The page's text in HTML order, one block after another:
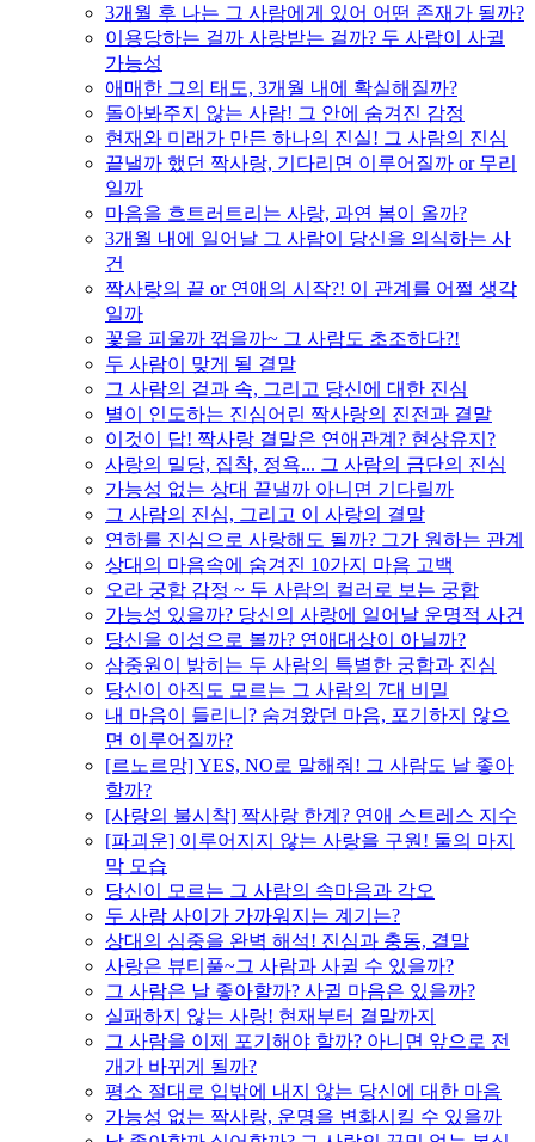
3개월 후 나는 그 사람에게 있어 어떤 존재가 될까?
이용당하는 걸까 사랑받는 걸까? 두 사람이 사귈
가능성
애매한 그의 태도, 3개월 내에 확실해질까?
돌아봐주지 않는 사람! 그 안에 숨겨진 감정
현재와 미래가 만든 하나의 진실! 그 사람의 진심
끝낼까 했던 짝사랑, 기다리면 이루어질까 or 무리
일까
마음을 흐트러트리는 사랑, 과연 봄이 올까?
3개월 내에 일어날 그 사람이 당신을 의식하는 사
건
짝사랑의 끝 or 연애의 시작?! 이 관계를 어쩔 생각
일까
꽃을 피울까 꺾을까~ 그 사람도 초조하다?!
두 사람이 맞게 될 결말
그 사람의 겉과 속, 그리고 당신에 대한 진심
별이 인도하는 진심어린 짝사랑의 진전과 결말
이것이 답! 짝사랑 결말은 연애관계? 현상유지?
사랑의 밀당, 집착, 정욕... 그 사람의 금단의 진심
가능성 없는 상대 끝낼까 아니면 기다릴까
그 사람의 진심, 그리고 이 사랑의 결말
연하를 진심으로 사랑해도 될까? 그가 원하는 관계
상대의 마음속에 숨겨진 10가지 마음 고백
오라 궁합 감정 ~ 두 사람의 컬러로 보는 궁합
가능성 있을까? 당신의 사랑에 일어날 운명적 사건
당신을 이성으로 볼까? 연애대상이 아닐까?
삼중원이 밝히는 두 사람의 특별한 궁합과 진심
당신이 아직도 모르는 그 사람의 7대 비밀
내 마음이 들리니? 숨겨왔던 마음, 포기하지 않으
면 이루어질까?
[르노르망] YES, NO로 말해줘! 그 사람도 날 좋아
할까?
[사랑의 불시착] 짝사랑 한계? 연애 스트레스 지수
[파괴운] 이루어지지 않는 사랑을 구원! 둘의 마지
막 모습
당신이 모르는 그 사람의 속마음과 각오
두 사람 사이가 가까워지는 계기는?
상대의 심중을 완벽 해석! 진심과 충동, 결말
사랑은 뷰티풀~그 사람과 사귈 수 있을까?
그 사람은 날 좋아할까? 사귈 마음은 있을까?
실패하지 않는 사랑! 현재부터 결말까지
그 사람을 이제 포기해야 할까? 아니면 앞으로 전
개가 바뀌게 될까?
평소 절대로 입밖에 내지 않는 당신에 대한 마음
가능성 없는 짝사랑, 운명을 변화시킬 수 있을까